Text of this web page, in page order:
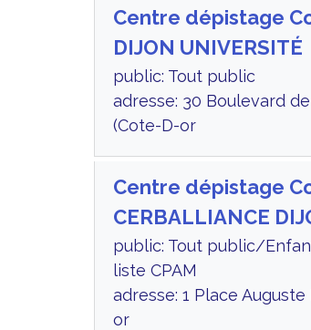
Centre dépistage
DIJON UNIVERSITÉ
public: Tout public
adresse: 30 Boulevard
(Cote-D-or
Centre dépistage
CERBALLIANCE
public: Tout public/
liste CPAM
adresse: 1 Place
or